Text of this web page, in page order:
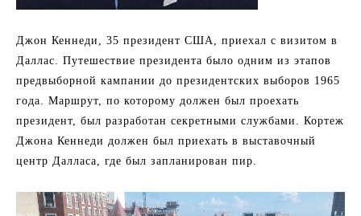
Джон Кеннеди, 35 президент США, приехал с визитом в
Даллас. Путешествие президента было одним из этапов
предвыборной кампании до президентских выборов 1965
года. Маршрут, по которому должен был проехать
президент, был разработан секретными службами. Кортеж
Джона Кеннеди должен был приехать в выставочный
центр Далласа, где был запланирован пир.